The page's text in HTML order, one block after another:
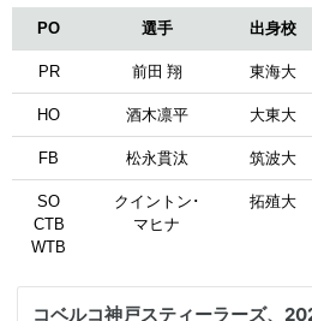
PO 選手 出身校
PR 前田 翔 東海大
HO 酒木凛平 大東大
FB 松永貫汰 筑波大
SO
CTB
WTB
クイントン･
マヒナ
拓殖大